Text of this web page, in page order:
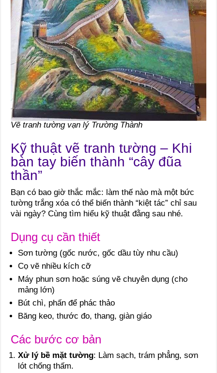
Vẽ tranh tường vạn lý Trường Thành
Kỹ thuật vẽ tranh tường – Khi
bàn tay biến thành “cây đũa
thần”
Bạn có bao giờ thắc mắc: làm thế nào mà một bức
tường trắng xóa có thể biến thành “kiệt tác” chỉ sau
vài ngày? Cùng tìm hiểu kỹ thuật đằng sau nhé.
Dụng cụ cần thiết
Sơn tường (gốc nước, gốc dầu tùy nhu cầu)
Cọ vẽ nhiều kích cỡ
Máy phun sơn hoặc súng vẽ chuyên dụng (cho
mảng lớn)
Bút chì, phấn để phác thảo
Băng keo, thước đo, thang, giàn giáo
Các bước cơ bản
Xử lý bề mặt tường: Làm sạch, trám phẳng, sơn
lót chống thấm.